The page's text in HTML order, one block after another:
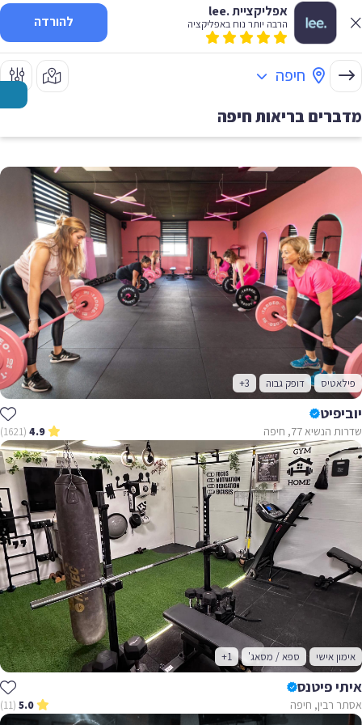
אפליקציית .lee
הרבה יותר נוח באפליקציה להורדה
חיפה
מדברים בריאותחיפה
פילאטיס דופק גבוה +3
יוביפיט
שדרות הנשיא 77, חיפה 4.9
(1621)
אימון אישי ספא / מסאג' +1
איתי פיטנס
אסתר רבין, חיפה 5.0
(11)